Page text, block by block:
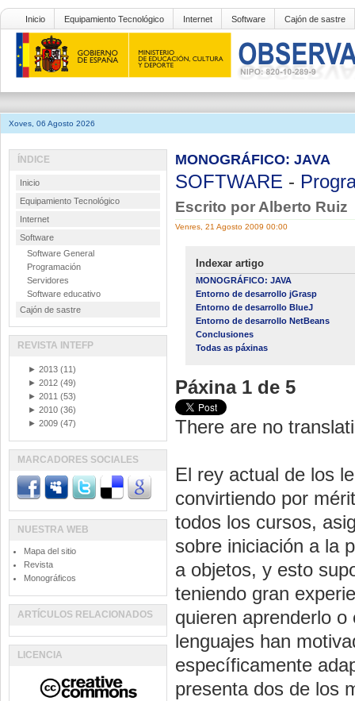
Inicio Equipamiento Tecnológico Internet Software Cajón de sastre
Xoves, 06 Agosto 2026
MONOGRÁFICO: JAVA
SOFTWARE -
Escrito por Alberto Ruiz
Venres, 21 Agosto 2009 00:00
Indexar artigo
MONOGRÁFICO: JAVA
Entorno de desarrollo jGrasp
Entorno de desarrollo BlueJ
Entorno de desarrollo NetBeans
Conclusiones
Todas as páxinas
Páxina 1 de 5
There are no
El rey actual de los
convirtiendo por
todos los cursos,
sobre iniciación a la
a objetos, y esto
teniendo gran
quieren aprenderlo
lenguajes han
específicamente
presenta dos de los
ÍNDICE
Inicio
Equipamiento Tecnológico
Internet
Software
Software General
Programación
Servidores
Software educativo
Cajón de sastre
REVISTA INTEFP
► 2013 (11)
► 2012 (49)
► 2011 (53)
► 2010 (36)
► 2009 (47)
MARCADORES SOCIALES
NUESTRA WEB
Mapa del sitio
Revista
Monográficos
ARTÍCULOS RELACIONADOS
LICENCIA